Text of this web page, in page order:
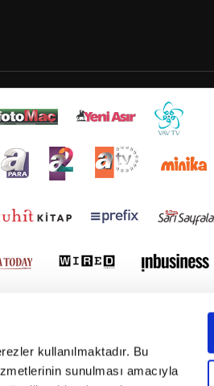
kullanılmaktadır. Bu
sunulması amacıyla